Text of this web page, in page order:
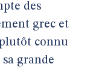
des
grec et
connu
grande